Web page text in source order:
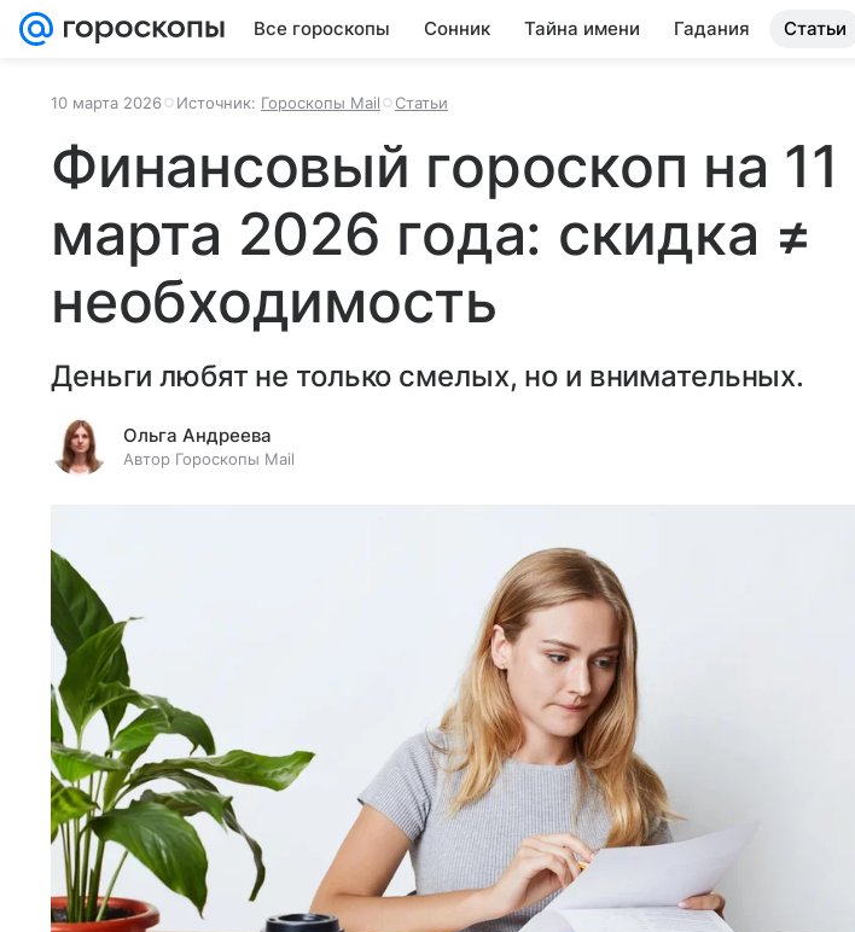
Все гороскопы Сонник Тайна имени Гадания Статьи
10 марта 2026 Источник: Гороскопы Mail Статьи
Финансовый гороскоп на 11
марта 2026 года: скидка ≠
необходимость
Деньги любят не только смелых, но и внимательных.
Ольга Андреева
Автор Гороскопы Mail